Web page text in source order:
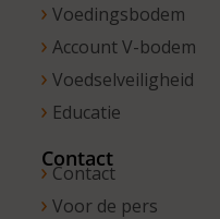
Voedingsbodem
Account V-bodem
Voedselveiligheid
Educatie
Contact
Contact
Voor de pers